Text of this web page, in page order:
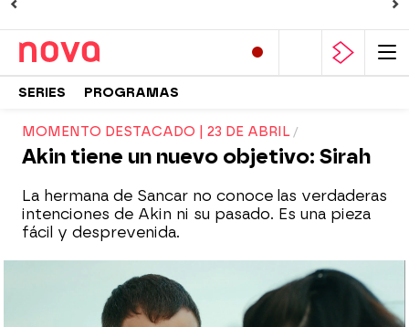
SERIES PROGRAMAS
MOMENTO DESTACADO | 23 DE ABRIL
Akin tiene un nuevo objetivo: Sirah
La hermana de Sancar no conoce las verdaderas
intenciones de Akin ni su pasado. Es una pieza
fácil y desprevenida.